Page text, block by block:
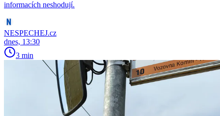
informacích neshodují.
NESPECHEJ.cz
dnes, 13:30
3 min